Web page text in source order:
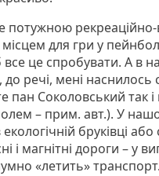
потужною
для гри у пейнбол.
це спробувати. А в
речі, мені наснилось
Соколовський так і
– прим. авт.). У
бруківці
і магнітні дороги – у
«летить» транспорт.